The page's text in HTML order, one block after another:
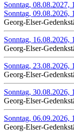
Sonntag, 08.08.2027,
Sonntag, 09.08.2026,
Georg-Elser-
Sonntag, 16.08.2026,
Georg-Elser-
Sonntag, 23.08.2026,
Georg-Elser-
Sonntag, 30.08.2026,
Georg-Elser-
Sonntag, 06.09.2026,
Georg-Elser-